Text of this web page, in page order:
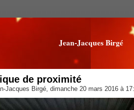
Jean-Jacques Birgé
de proximité
Jacques Birgé, dimanche 20 mars 2016 à